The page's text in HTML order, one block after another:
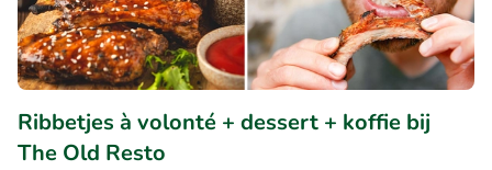
Ribbetjes à volonté + dessert + koffie bij
The Old Resto